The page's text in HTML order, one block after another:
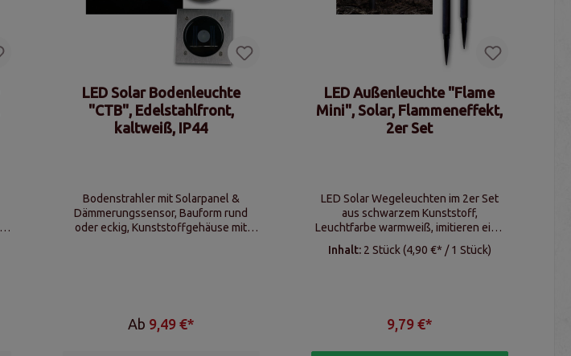
LED Solar Bodenleuchte
"CTB", Edelstahlfront,
kaltweiß, IP44
Bodenstrahler mit Solarpanel &
Dämmerungssensor, Bauform rund
oder eckig, Kunststoffgehäuse mit
Ab 9,49 €*
LED Außenleuchte "Flame
Mini", Solar, Flammeneffekt,
2er Set
LED Solar Wegeleuchten im 2er Set
aus schwarzem Kunststoff,
Leuchtfarbe warmweiß, imitieren eine
Flamme, Dämmerungssensor, IP44
Inhalt: 2 Stück (4,90 €* / 1 Stück)
9,79 €*